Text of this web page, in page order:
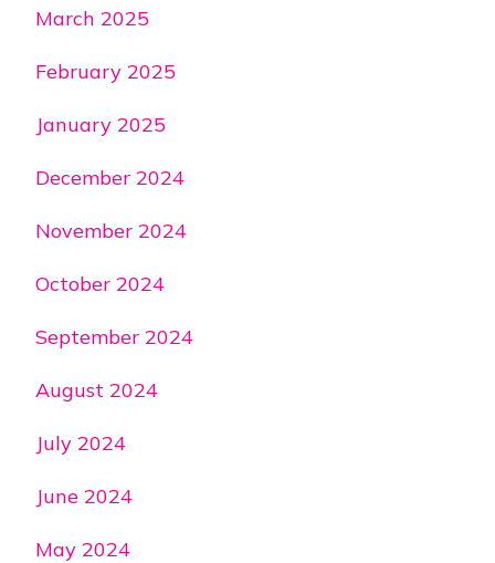
March 2025
February 2025
January 2025
December 2024
November 2024
October 2024
September 2024
August 2024
July 2024
June 2024
May 2024